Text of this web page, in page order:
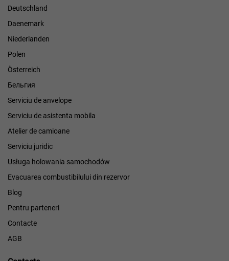
Deutschland
Daenemark
Niederlanden
Polen
Österreich
Бельгия
Serviciu de anvelope
Serviciu de asistenta mobila
Atelier de camioane
Serviciu juridic
Usługa holowania samochodów
Evacuarea combustibilului din rezervor
Blog
Pentru parteneri
Contacte
AGB